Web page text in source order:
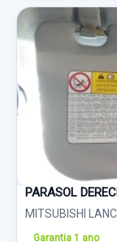
PARASOL
MITSUBISHI
Garantia 1 ano